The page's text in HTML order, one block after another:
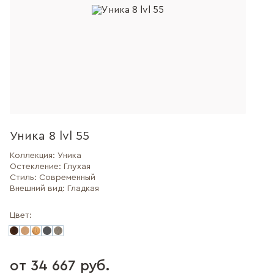
Уника 8 lvl 55
Коллекция: Уника
Остекление: Глухая
Стиль: Современный
Внешний вид: Гладкая
Цвет:
от 34 667 руб.